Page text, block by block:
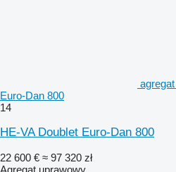
Euro-Dan 800
14
HE-VA Doublet Euro-Dan 800
22 600 € ≈ 97 320 zł
Agregat uprawowy